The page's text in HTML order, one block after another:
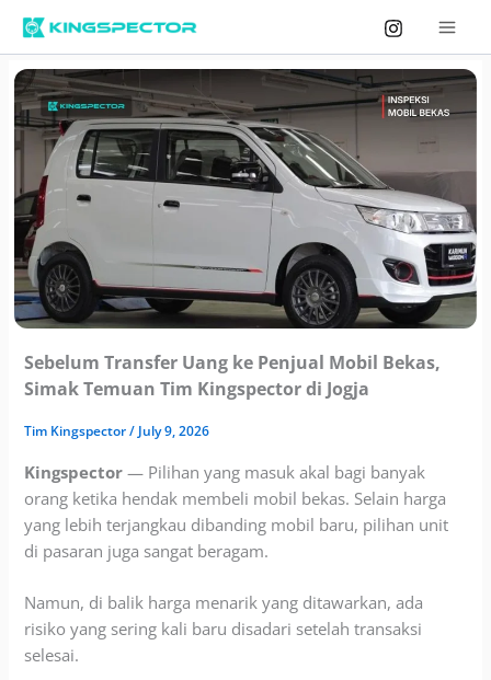
Skip
content
Sebelum Transfer Uang ke Penjual Mobil Bekas,
Simak Temuan Tim Kingspector di Jogja
Tim Kingspector/ July 9, 2026
Kingspector — Pilihan yang masuk akal bagi banyak
orang ketika hendak membeli mobil bekas. Selain harga
yang lebih terjangkau dibanding mobil baru, pilihan unit
di pasaran juga sangat beragam.
Namun, di balik harga menarik yang ditawarkan, ada
risiko yang sering kali baru disadari setelah transaksi
selesai.